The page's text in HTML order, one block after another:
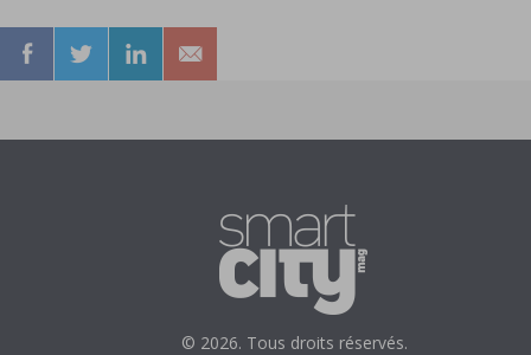
© 2026. Tous droits réservés.